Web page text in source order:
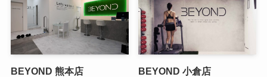
BEYOND 熊本店 BEYOND 小倉店